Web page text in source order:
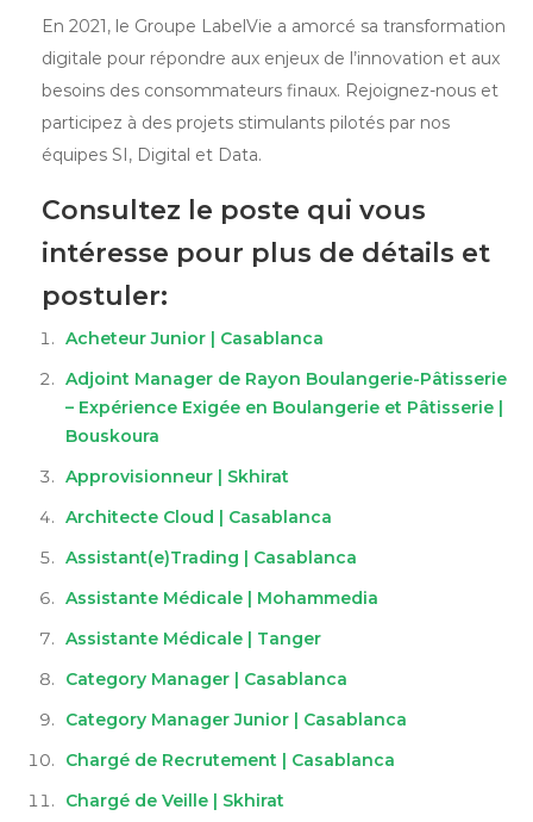
En 2021, le Groupe LabelVie a amorcé sa transformation
digitale pour répondre aux enjeux de l’innovation et aux
besoins des consommateurs finaux. Rejoignez-nous et
participez à des projets stimulants pilotés par nos
équipes SI, Digital et Data.
Consultez le poste qui vous
intéresse pour plus de détails et
postuler:
Acheteur Junior | Casablanca
Adjoint Manager de Rayon Boulangerie-Pâtisserie
– Expérience Exigée en Boulangerie et Pâtisserie |
Bouskoura
Approvisionneur | Skhirat
Architecte Cloud | Casablanca
Assistant(e)Trading | Casablanca
Assistante Médicale | Mohammedia
Assistante Médicale | Tanger
Category Manager | Casablanca
Category Manager Junior | Casablanca
Chargé de Recrutement | Casablanca
Chargé de Veille | Skhirat